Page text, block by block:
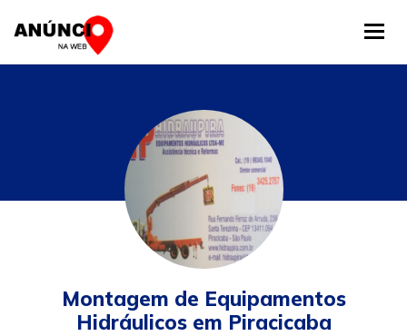
Montagem de Equipamentos
Hidráulicos em Piracicaba